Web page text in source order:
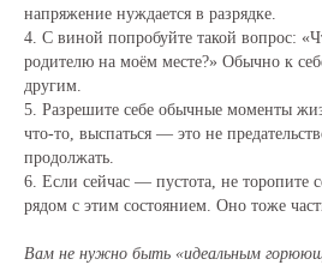
напряжение нуждается в разрядке.
4. С виной попробуйте такой вопрос:
родителю на моём месте?» Обычно к
другим.
5. Разрешите себе обычные моменты
что-то, выспаться — это не
продолжать.
6. Если сейчас — пустота, не торопите
рядом с этим состоянием. Оно тоже
Вам не нужно быть «идеальным